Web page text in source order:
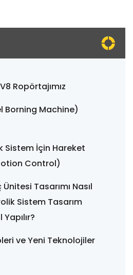
Ropörtajımız
Borning Machine)
Sistem İçin Hareket
Control)
Tasarımı Nasıl
Sistem Tasarım
Yapılır?
ve Yeni Teknolojiler